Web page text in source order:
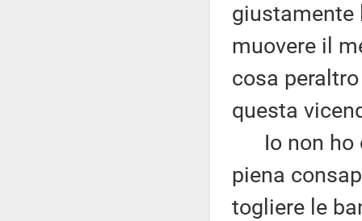
giustamente
muovere il
cosa
questa
Io non ho
piena
togliere le